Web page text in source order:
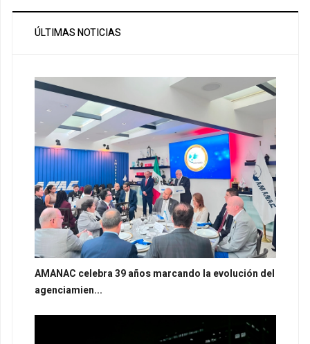
ÚLTIMAS NOTICIAS
AMANAC celebra 39 años marcando la evolución del
agenciamien...